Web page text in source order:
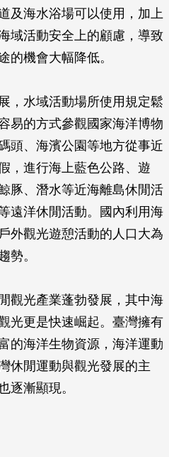
及海水浴場可以使用，加上
域活動安全上的顧慮，導致
的機會大幅降低。
，水域活動場所使用規定鬆
易的方式參觀國家海洋博物
頭、海濱公園等地方從事近
，進行海上藍色公路、遊
豚、潛水等近海離島休閒活
遠洋休閒活動。國內利用海
外觀光遊憩活動的人口大為
勢。
觀光產業蓬勃發展，其中海
光更是快速崛起。臺灣擁有
的海洋生物資源，海洋運動
休閒運動與觀光發展的主
逐漸顯現。